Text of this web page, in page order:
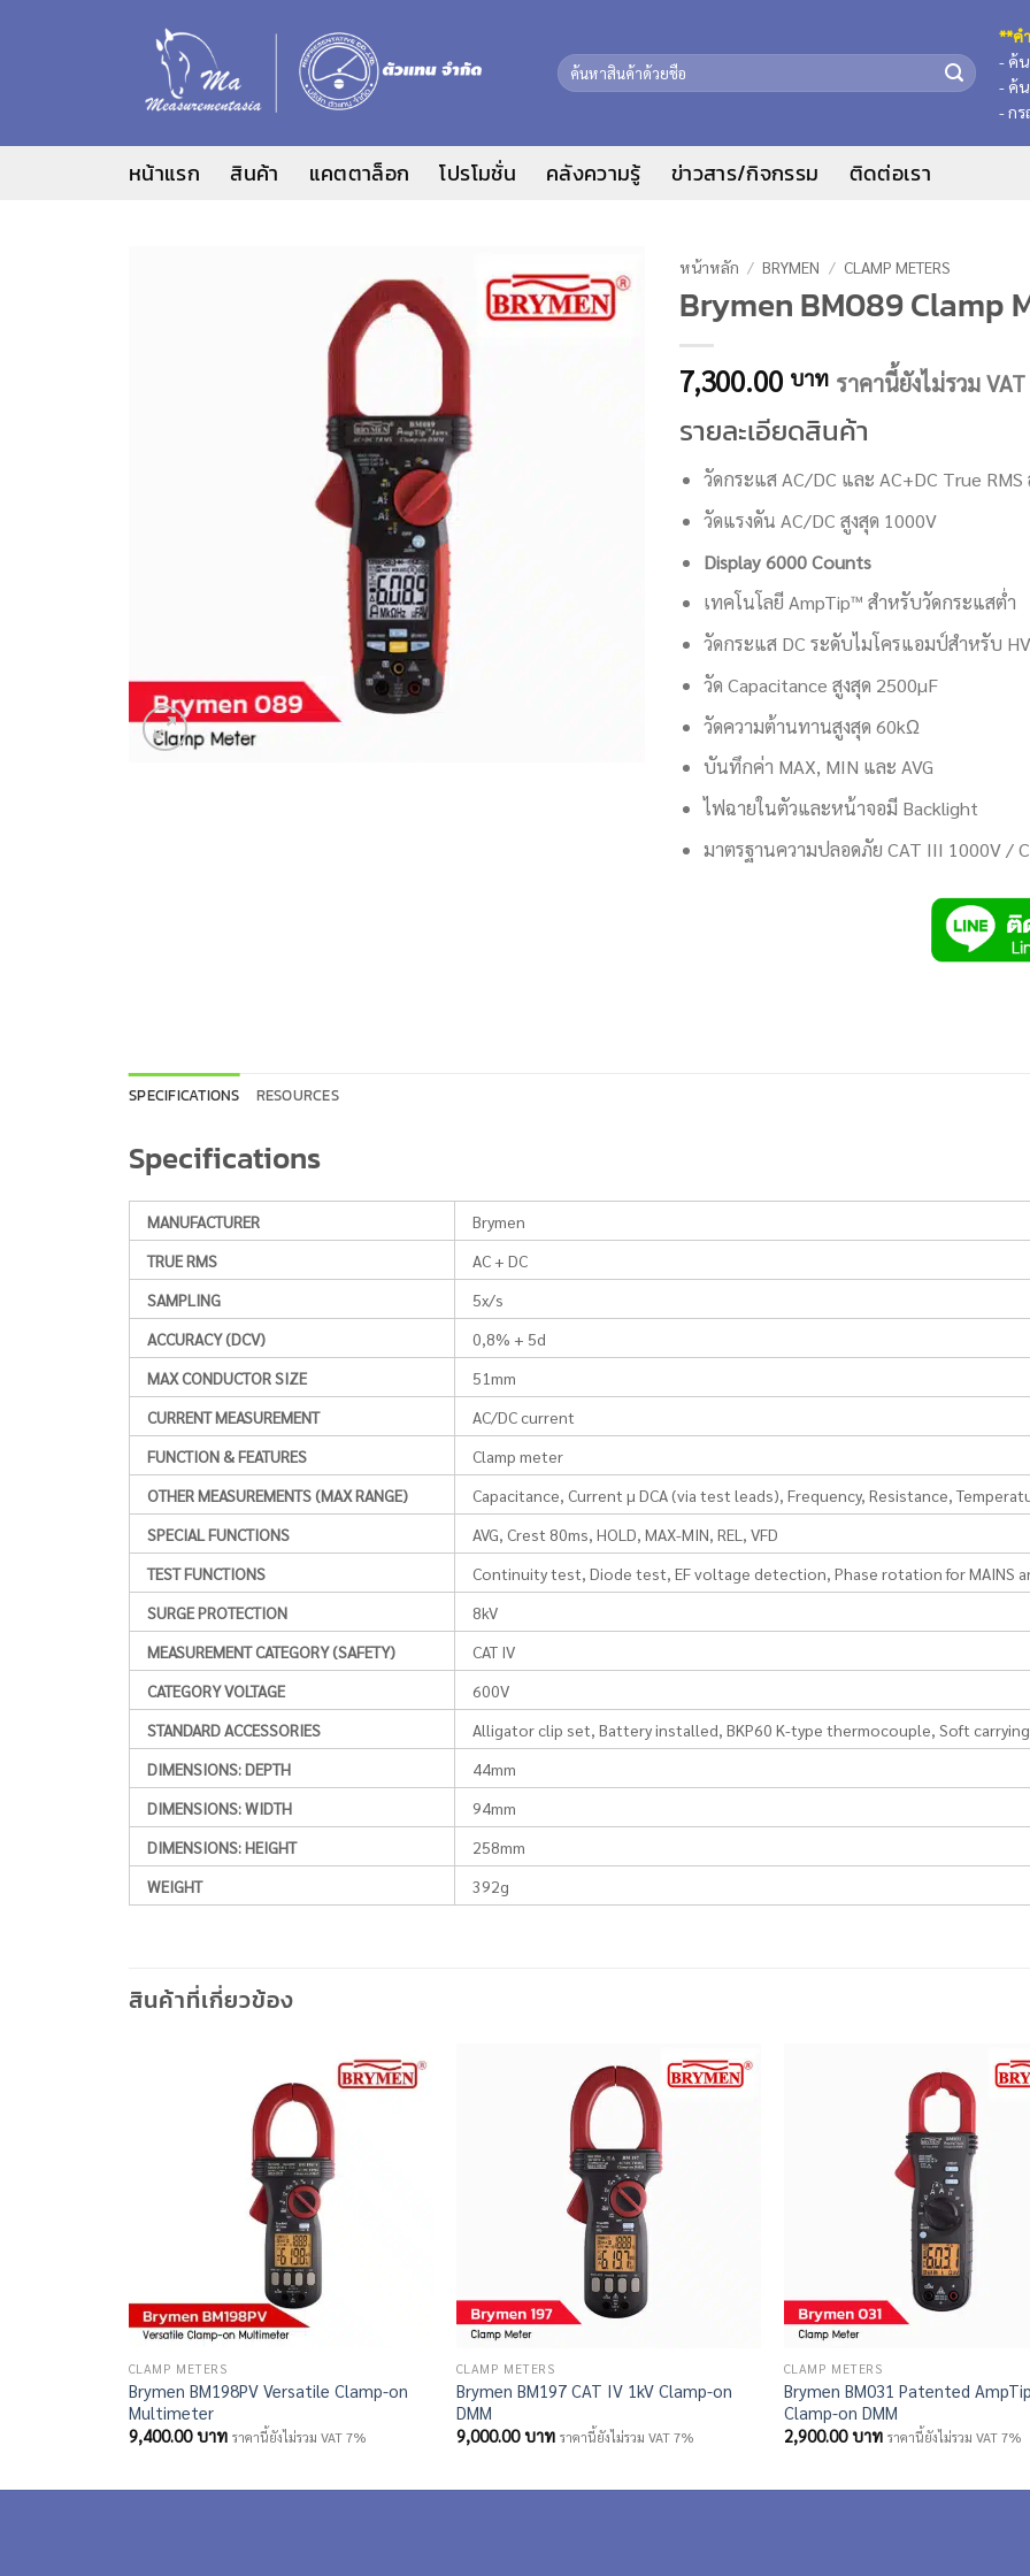
ค้นหา:
**ค
- ค้
- ค้
- ก
หน้าแรก สินค้า แคตตาล็อก โปรโมชั่น คลังความรู้ ข่าวสาร/กิจกรรม ติดต่อเรา
หน้าหลัก / BRYMEN / CLAMP METERS
Brymen BM089 Clamp
7,300.00 บาท ราคานี้ยังไม่รวม
รายละเอียดสินค้า
วัดกระแส AC/DC และ AC+DC True RMS
วัดแรงดัน AC/DC สูงสุด 1000V
Display 6000 Counts
เทคโนโลยี AmpTip™ สำหรับวัดกระแสต่ำ
วัดกระแส DC ระดับไมโครแอมป์สำหรับ
วัด Capacitance สูงสุด 2500µF
วัดความต้านทานสูงสุด 60kΩ
บันทึกค่า MAX, MIN และ AVG
ไฟฉายในตัวและหน้าจอมี Backlight
มาตรฐานความปลอดภัย CAT III 1000V /
SPECIFICATIONS RESOURCES
Specifications
MANUFACTURER
Brymen
TRUE RMS
AC + DC
SAMPLING
5x/s
ACCURACY (DCV)
0,8% + 5d
MAX CONDUCTOR SIZE
51mm
CURRENT MEASUREMENT
AC/DC current
FUNCTION & FEATURES
Clamp meter
OTHER MEASUREMENTS (MAX RANGE)
Capacitance, Current µ DCA (via test leads), Frequency, Resistance,
SPECIAL FUNCTIONS
AVG, Crest 80ms, HOLD, MAX-MIN, REL, VFD
TEST FUNCTIONS
Continuity test, Diode test, EF voltage detection, Phase rotation for MAINS
SURGE PROTECTION
8kV
MEASUREMENT CATEGORY (SAFETY)
CAT IV
CATEGORY VOLTAGE
600V
STANDARD ACCESSORIES
Alligator clip set, Battery installed, BKP60 K-type thermocouple, Soft
DIMENSIONS: DEPTH
44mm
DIMENSIONS: WIDTH
94mm
DIMENSIONS: HEIGHT
258mm
WEIGHT
392g
สินค้าที่เกี่ยวข้อง
CLAMP METERS
Brymen BM198PV Versatile Clamp-on
Multimeter
9,400.00บาท ราคานี้ยังไม่รวม VAT 7%
CLAMP METERS
Brymen BM197 CAT IV 1kV Clamp-on
DMM
9,000.00บาท ราคานี้ยังไม่รวม VAT 7%
CLAMP METERS
Brymen BM031 Patented
Clamp-on DMM
2,900.00บาท ราคานี้ยังไม่รวม VAT 7%